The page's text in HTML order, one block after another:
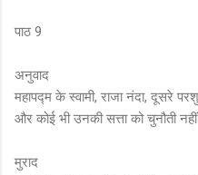
पाठ 9
अनुवाद
महापद्म के स्वामी, राजा नंदा, दूसरे
और कोई भी उनकी सत्ता को चुनौती
मुराद